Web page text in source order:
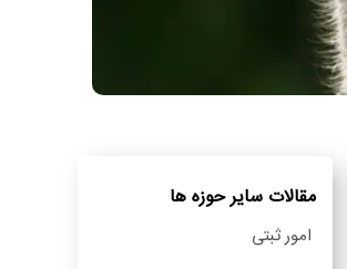
مقالات سایر حوزه ها
امور ثبتی